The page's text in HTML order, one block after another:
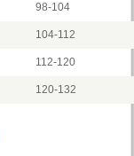
98-104
104-112
112-120
120-132